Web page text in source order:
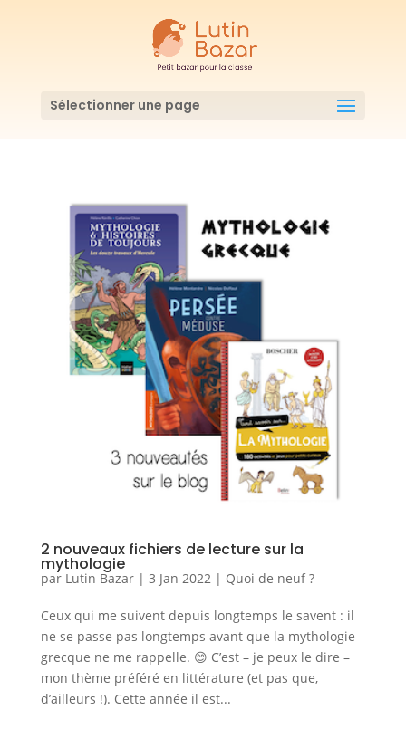
Sélectionner une page
2 nouveaux fichiers de lecture sur la
mythologie
par Lutin Bazar| 3 Jan 2022| Quoi de neuf ?
Ceux qui me suivent depuis longtemps le savent : il
ne se passe pas longtemps avant que la mythologie
grecque ne me rappelle. 😊 C’est – je peux le dire –
mon thème préféré en littérature (et pas que,
d’ailleurs !). Cette année il est...